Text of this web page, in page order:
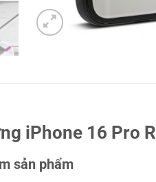
iPhone 16 Pro
sản phẩm